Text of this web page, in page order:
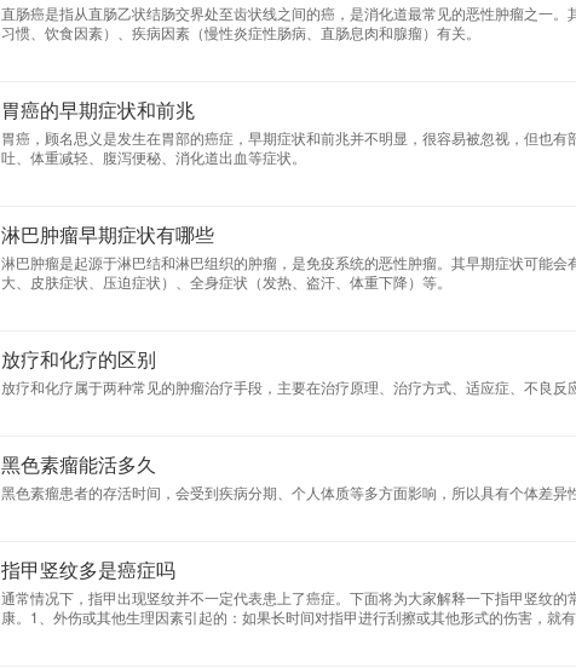
直肠癌是指从直肠乙状结肠交界处至齿状线之间的癌，是消化道最常见的恶性肿瘤之一
习惯、饮食因素）、疾病因素（慢性炎症性肠病、直肠息肉和腺瘤）有关。
胃癌的早期症状和前兆
胃癌，顾名思义是发生在胃部的癌症，早期症状和前兆并不明显，很容易被忽视，但也
吐、体重减轻、腹泻便秘、消化道出血等症状。
淋巴肿瘤早期症状有哪些
淋巴肿瘤是起源于淋巴结和淋巴组织的肿瘤，是免疫系统的恶性肿瘤。其早期症状可能
大、皮肤症状、压迫症状）、全身症状（发热、盗汗、体重下降）等。
放疗和化疗的区别
放疗和化疗属于两种常见的肿瘤治疗手段，主要在治疗原理、治疗方式、适应症、不良反
黑色素瘤能活多久
黑色素瘤患者的存活时间，会受到疾病分期、个人体质等多方面影响，所以具有个体差异
指甲竖纹多是癌症吗
通常情况下，指甲出现竖纹并不一定代表患上了癌症。下面将为大家解释一下指甲竖纹
康。1、外伤或其他生理因素引起的：如果长时间对指甲进行刮擦或其他形式的伤害，就
于营养不良或其他健康问题造成的。2、亚健康状态：比如长期处于压力大、作息不规律
时调整生活习惯，保持健康的生活方式。3、某些疾病和药物影响：比如一些慢性疾病、